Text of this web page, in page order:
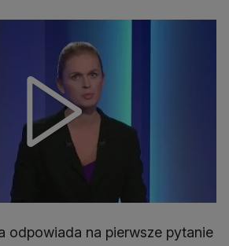
odpowiada na pierwsze pytanie